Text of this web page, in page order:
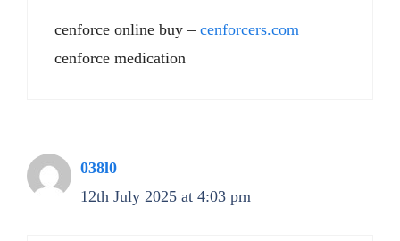
cenforce online buy – cenforcers.com
cenforce medication
038l0
12th July 2025 at 4:03 pm